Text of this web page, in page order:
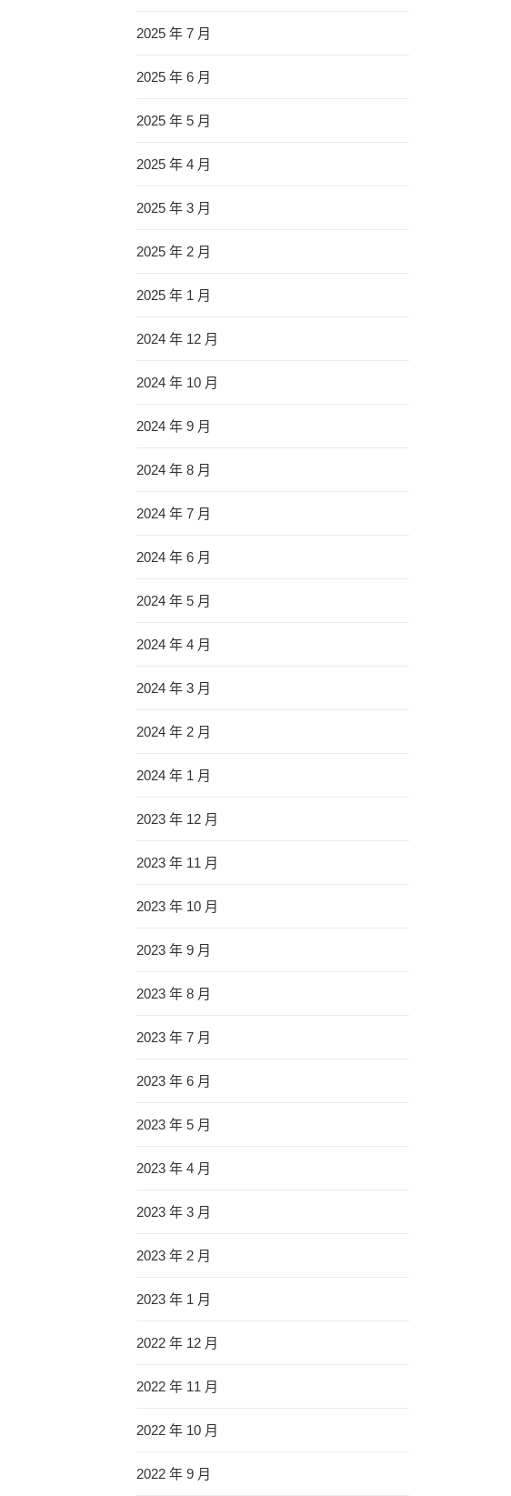
2025 年 7 月
2025 年 6 月
2025 年 5 月
2025 年 4 月
2025 年 3 月
2025 年 2 月
2025 年 1 月
2024 年 12 月
2024 年 10 月
2024 年 9 月
2024 年 8 月
2024 年 7 月
2024 年 6 月
2024 年 5 月
2024 年 4 月
2024 年 3 月
2024 年 2 月
2024 年 1 月
2023 年 12 月
2023 年 11 月
2023 年 10 月
2023 年 9 月
2023 年 8 月
2023 年 7 月
2023 年 6 月
2023 年 5 月
2023 年 4 月
2023 年 3 月
2023 年 2 月
2023 年 1 月
2022 年 12 月
2022 年 11 月
2022 年 10 月
2022 年 9 月